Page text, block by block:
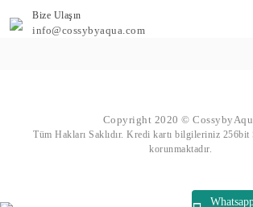
Bize Ulaşın
info@cossybyaqua.com
Copyright 2020 ©
Tüm Hakları Saklıdır. Kredi kartı bilgileriniz
korunmaktadır.